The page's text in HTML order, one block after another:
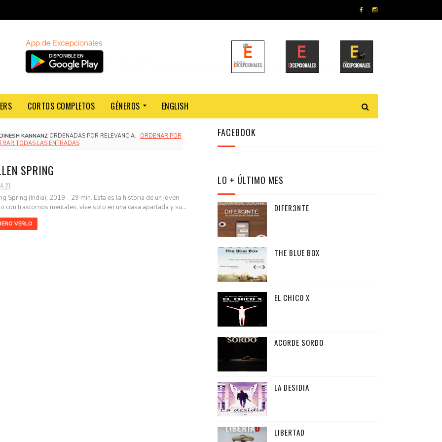
CORTOS COMPLETOS GÉNEROS ENGLISH
KANNANZ ORDENADAS POR RELEVANCIA.
ORDENAR POR
TODAS LAS ENTRADAS
SPRING
Spring (India), 2019 - 29 min. Esta es la historia de un joven
con trastornos mentales, vive solo en una casa apartada y su...
VERLO
FACEBOOK
LO + ÚLTIMO MES
DIFER3NTE
THE BLUE BOX
EL CHICO X
ACORDE SORDO
LA DESIDIA
LIBERTAD